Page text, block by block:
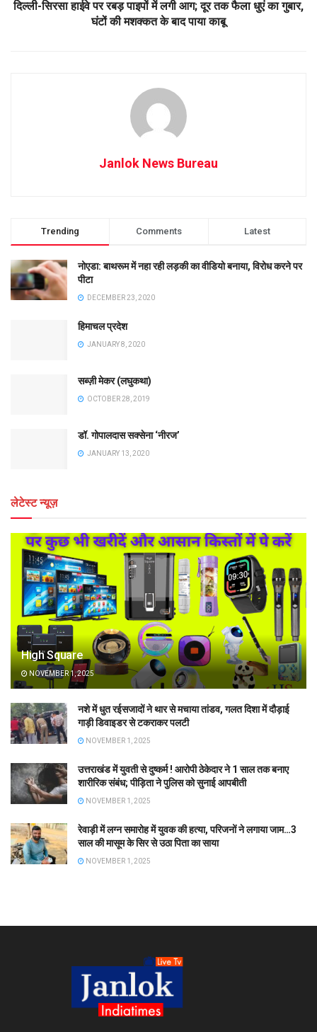
दिल्ली-सिरसा हाईवे पर रबड़ पाइपों में लगी आग; दूर तक फैला धुएं का गुबार,
घंटों की मशक्कत के बाद पाया काबू
Janlok News Bureau
Trending Comments Latest
नोएडा: बाथरूम में नहा रही लड़की का वीडियो बनाया, विरोध करने पर
पीटा
DECEMBER 23, 2020
हिमाचल प्रदेश
JANUARY 8, 2020
सब्ज़ी मेकर (लघुकथा)
OCTOBER 28, 2019
डॉ. गोपालदास सक्सेना ‘नीरज’
JANUARY 13, 2020
लेटेस्ट न्यूज़
High Square
NOVEMBER 1, 2025
नशे में धुत रईसजादों ने थार से मचाया तांडव, गलत दिशा में दौड़ाई
गाड़ी डिवाइडर से टकराकर पलटी
NOVEMBER 1, 2025
उत्तराखंड में युवती से दुष्कर्म ! आरोपी ठेकेदार ने 1 साल तक बनाए
शारीरिक संबंध; पीड़िता ने पुलिस को सुनाई आपबीती
NOVEMBER 1, 2025
रेवाड़ी में लग्न समारोह में युवक की हत्या, परिजनों ने लगाया जाम…3
साल की मासूम के सिर से उठा पिता का साया
NOVEMBER 1, 2025